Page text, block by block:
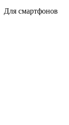
Для смартфонов